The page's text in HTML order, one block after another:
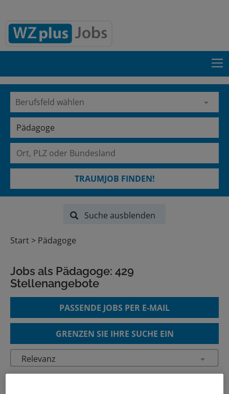
TRAUMJOB FINDEN!
Suche ausblenden
Start Pädagoge
Jobs als Pädagoge: 429
Stellenangebote
PASSENDE JOBS PER E-MAIL
GRENZEN SIE IHRE SUCHE EIN